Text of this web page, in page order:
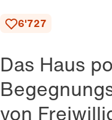
6'727
Das Haus
von